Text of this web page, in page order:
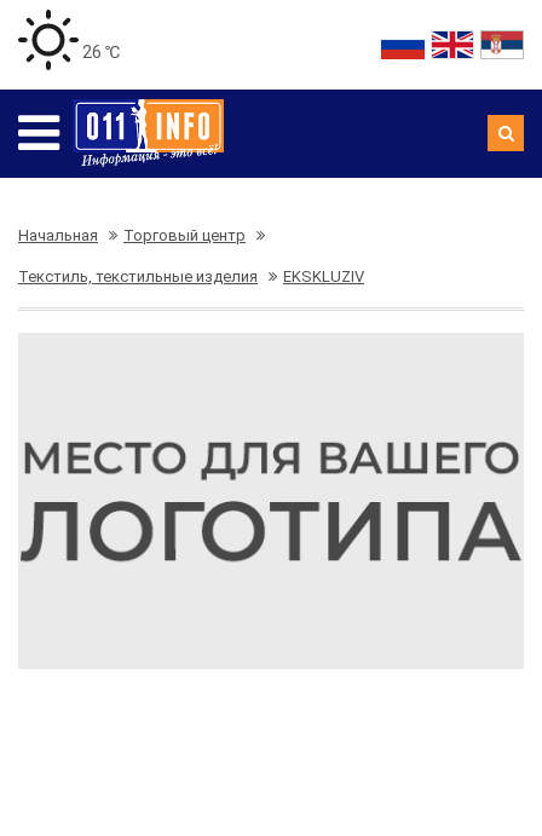
26 ℃
Начальная Торговый центр
Текстиль, текстильные изделия EKSKLUZIV